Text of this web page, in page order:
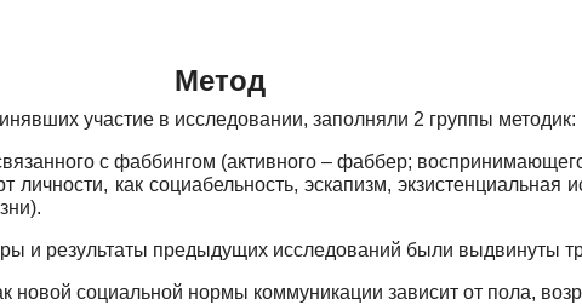
Метод
участие в исследовании, заполняли 2 группы методик:
с фаббингом (активного – фаббер;
личности, как социабельность, эскапизм, экзистенциальная
и результаты предыдущих исследований были выдвинуты
новой социальной нормы коммуникации зависит от пола,